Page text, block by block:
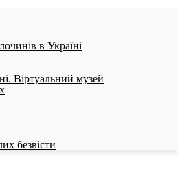
в Україні
Віртуальний музей
безвісти